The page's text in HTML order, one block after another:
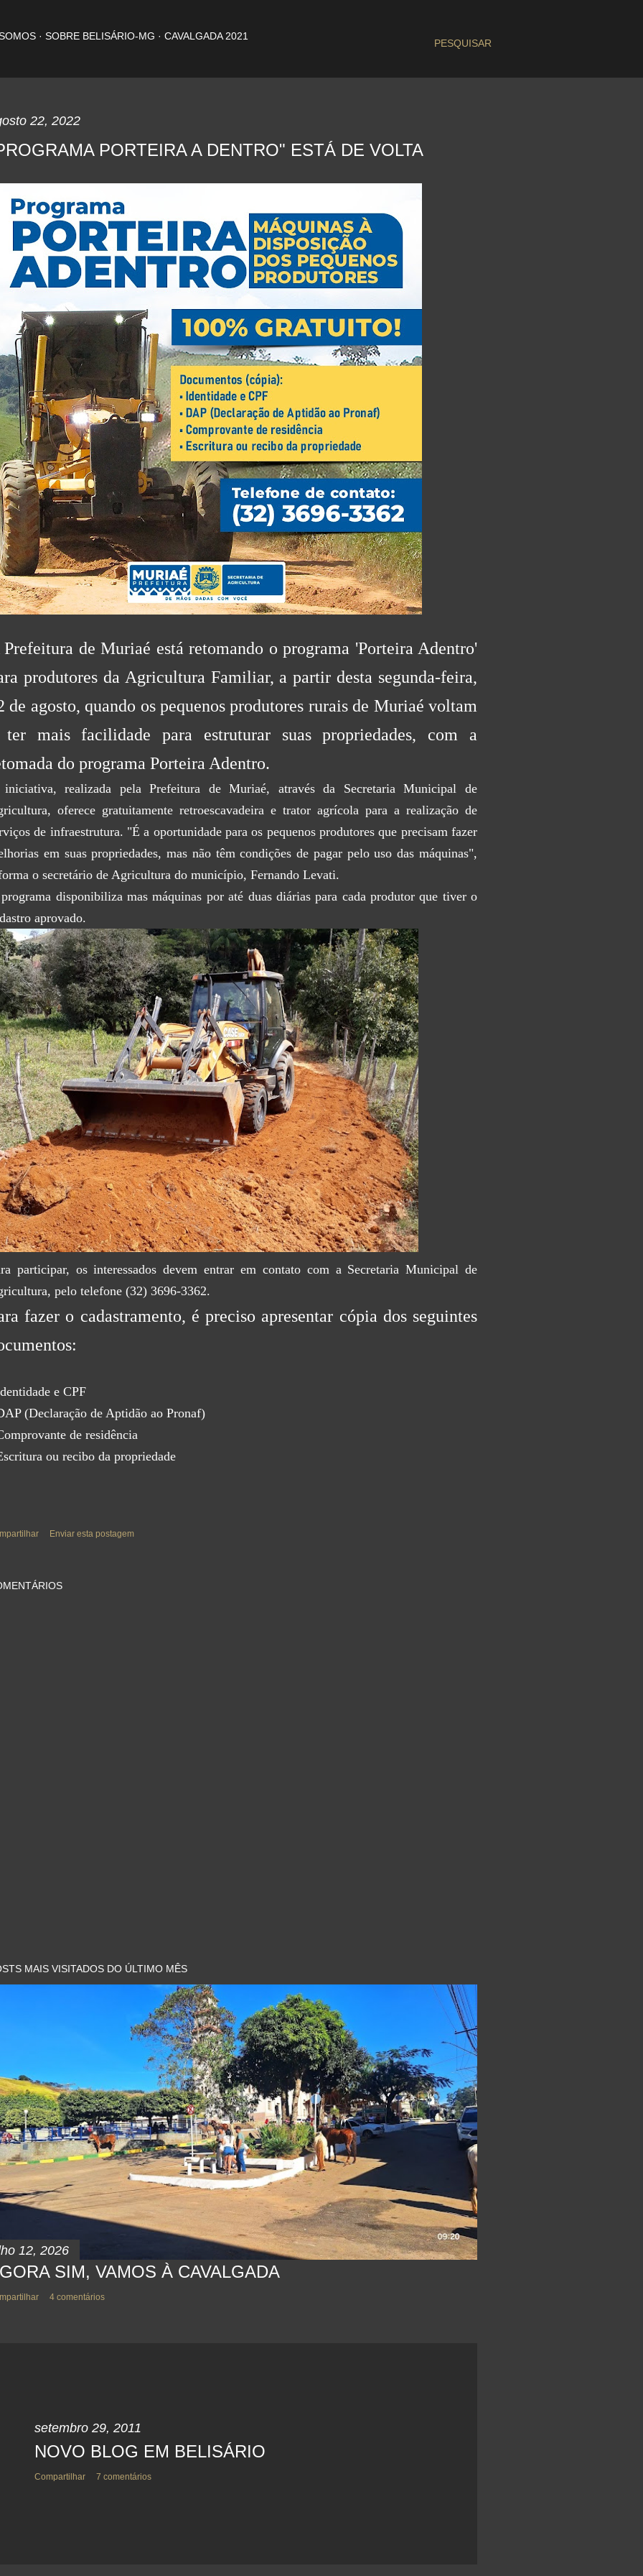
PESQUISAR
SOBRE BELISÁRIO-MG CAVALGADA 2021
22, 2022
PORTEIRA A DENTRO" ESTÁ DE VOLTA
de Muriaé está retomando o programa 'Porteira Adentro'
produtores da Agricultura Familiar, a partir desta segunda-feira,
de agosto, quando os pequenos produtores rurais de Muriaé voltam
mais facilidade para estruturar suas propriedades, com a
do programa Porteira Adentro.
realizada pela Prefeitura de Muriaé, através da Secretaria Municipal de
oferece gratuitamente retroescavadeira e trator agrícola para a realização de
de infraestrutura. "É a oportunidade para os pequenos produtores que precisam fazer
em suas propriedades, mas não têm condições de pagar pelo uso das máquinas",
o secretário de Agricultura do município, Fernando Levati.
disponibiliza mas máquinas por até duas diárias para cada produtor que tiver o
aprovado.
participar, os interessados devem entrar em contato com a Secretaria Municipal de
pelo telefone (32) 3696-3362.
fazer o cadastramento, é preciso apresentar cópia dos seguintes
e CPF
(Declaração de Aptidão ao Pronaf)
de residência
ou recibo da propriedade
Enviar esta postagem
MAIS VISITADOS DO ÚLTIMO MÊS
12, 2026
SIM, VAMOS À CAVALGADA
4 comentários
setembro 29, 2011
NOVO BLOG EM BELISÁRIO
Compartilhar 7 comentários